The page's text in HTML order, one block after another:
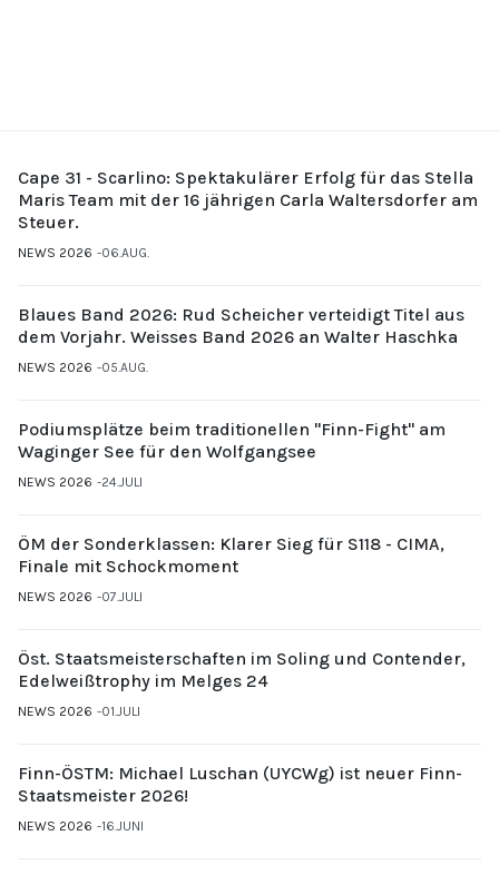
Cape 31 - Scarlino: Spektakulärer Erfolg für das Stella
Maris Team mit der 16 jährigen Carla Waltersdorfer am
Steuer.
NEWS 2026 06.AUG.
Blaues Band 2026: Rud Scheicher verteidigt Titel aus
dem Vorjahr. Weisses Band 2026 an Walter Haschka
NEWS 2026 05.AUG.
Podiumsplätze beim traditionellen "Finn-Fight" am
Waginger See für den Wolfgangsee
NEWS 2026 24.JULI
ÖM der Sonderklassen: Klarer Sieg für S118 - CIMA,
Finale mit Schockmoment
NEWS 2026 07.JULI
Öst. Staatsmeisterschaften im Soling und Contender,
Edelweißtrophy im Melges 24
NEWS 2026 01.JULI
Finn-ÖSTM: Michael Luschan (UYCWg) ist neuer Finn-
Staatsmeister 2026!
NEWS 2026 16.JUNI